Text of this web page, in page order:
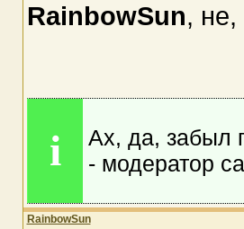
RainbowSun,
i
Ах, да, забыл
- модератор
RainbowSun